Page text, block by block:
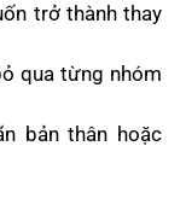
trở thành thay
qua từng nhóm
bản thân hoặc